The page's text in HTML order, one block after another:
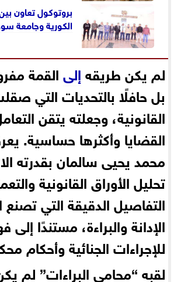
بروتوكول تعاون
الكورية وجامعة
لم يكن طريقهإلىالقمة
بل حافلًا بالتحديات التي
القانونية، وجعلته يتقن
القضايا وأكثرها حساسية.
محمد يحيى سالمان بقدرته
تحليل الأوراق القانونية
التفاصيل الدقيقة التي تصنع
الإدانة والبراءة، مستندًا
للإجراءات الجنائية وأحكام
لقبه “محامي البراءات” لم